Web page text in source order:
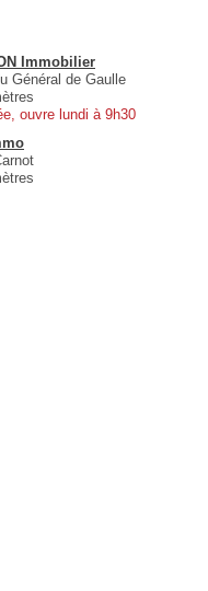
Immobilier
Général de Gaulle
ouvre lundi à 9h30